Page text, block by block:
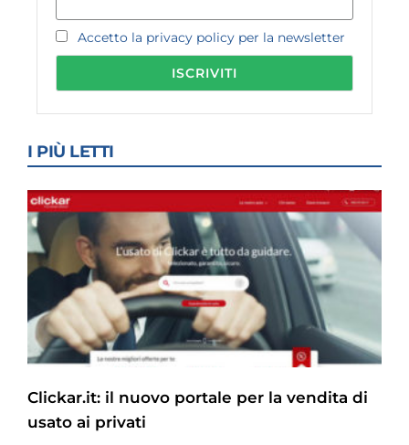
Accetto la privacy policy per la newsletter
I PIÙ LETTI
Clickar.it: il nuovo portale per la vendita di
usato ai privati